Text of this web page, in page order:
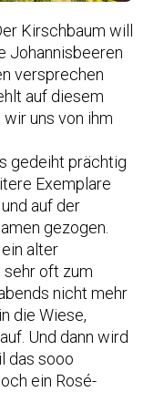
Kirschbaum will
Johannisbeeren
versprechen
auf diesem
uns von ihm
gedeiht prächtig
Exemplare
auf der
gezogen.
alter
oft zum
nicht mehr
die Wiese,
Und dann wird
das sooo
ein Rosé-